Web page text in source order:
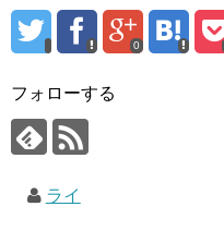
0
フォローする
ライ